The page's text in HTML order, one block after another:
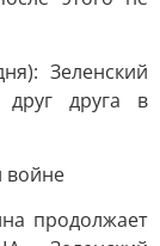
Зеленский
друг друга в
войне
продолжает